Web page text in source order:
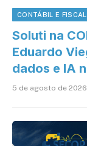
CONTÁBIL E FISCAL
Soluti na
Eduardo
dados e IA
5 de agosto de 2026